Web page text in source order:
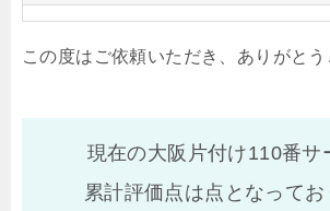
この度はご依頼いただき、ありがとう
現在の大阪片付け110番サ
累計評価点は点となってお